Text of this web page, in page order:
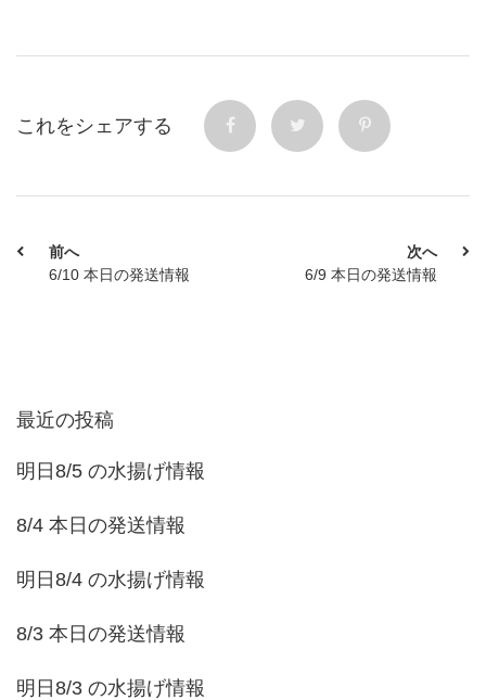
これをシェアする
前へ
6/10 本日の発送情報
次へ
6/9 本日の発送情報
最近の投稿
明日8/5 の水揚げ情報
8/4 本日の発送情報
明日8/4 の水揚げ情報
8/3 本日の発送情報
明日8/3 の水揚げ情報